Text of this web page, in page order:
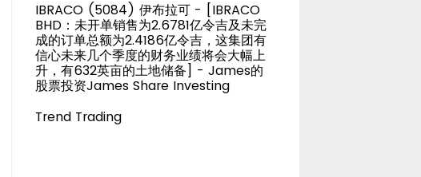
IBRACO (5084) 伊布拉可 - [IBRACO
BHD：未开单销售为2.6781亿令吉及未完
成的订单总额为2.4186亿令吉，这集团有
信心未来几个季度的财务业绩将会大幅上
升，有632英亩的土地储备] - James的
股票投资James Share Investing
Trend Trading